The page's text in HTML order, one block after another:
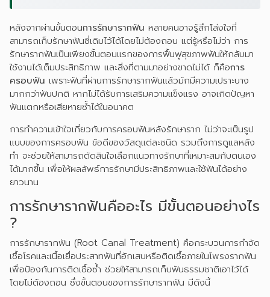
หลังจากผ่านขั้นตอนการรักษารากฟัน หลายคนอาจรู้สึกโล่งใจที่
สามารถเก็บรักษาฟันซี่เดิมไว้ได้โดยไม่ต้องถอน แต่รู้หรือไม่ว่า การ
รักษารากฟันเป็นเพียงขั้นตอนแรกของการฟื้นฟูสุขภาพฟันให้กลับมา
ใช้งานได้เต็มประสิทธิภาพ และสิ่งที่ตามมาอย่างขาดไม่ได้ ก็คือการ
ครอบฟัน เพราะฟันที่ผ่านการรักษารากฟันแล้วมักมีความเปราะบาง
มากกว่าฟันปกติ หากไม่ได้รับการเสริมความแข็งแรง อาจเกิดปัญหา
ฟันแตกหรือเสียหายซ้ำได้ในอนาคต
การทำความเข้าใจเกี่ยวกับการครอบฟันหลังรักษาราก ไม่ว่าจะเป็นรูป
แบบของการครอบฟัน ข้อดีของวัสดุแต่ละชนิด รวมถึงการดูแลหลัง
ทำ จะช่วยให้สามารถตัดสินใจเลือกแนวทางรักษาที่เหมาะสมกับตนเอง
ได้มากขึ้น เพื่อให้ผลลัพธ์การรักษามีประสิทธิภาพและใช้ฟันได้อย่าง
ยาวนาน
การรักษารากฟันคืออะไร มีขั้นตอนอย่างไร
?
การรักษารากฟัน (Root Canal Treatment) คือกระบวนการกำจัด
เชื้อโรคและเนื้อเยื่อประสาทฟันที่อักเสบหรือติดเชื้อภายในโพรงรากฟัน
เพื่อป้องกันการติดเชื้อซ้ำ ช่วยให้สามารถเก็บฟันธรรมชาติเอาไว้ได้
โดยไม่ต้องถอน ซึ่งขั้นตอนของการรักษารากฟัน มีดังนี้